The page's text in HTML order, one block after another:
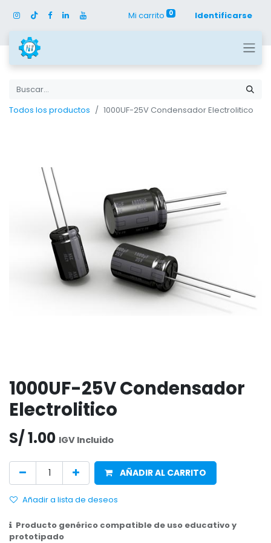
Mi carrito 0 Identificarse
Todos los productos 1000UF-25V Condensador Electrolitico
1000UF-25V Condensador
Electrolitico
S/1.00 IGV Incluido
AÑADIR AL CARRITO
Añadir a lista de deseos
Producto genérico compatible de uso educativo y
prototipado